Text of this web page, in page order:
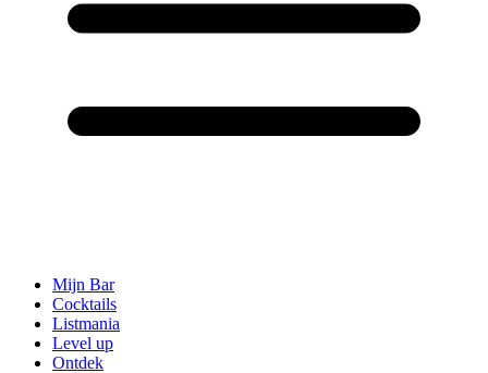
Mijn Bar
Cocktails
Listmania
Level up
Ontdek